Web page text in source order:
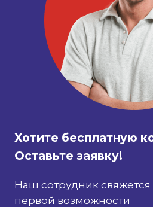
Хотите бесплатную
Оставьте заявку!
Наш сотрудник
первой возможности